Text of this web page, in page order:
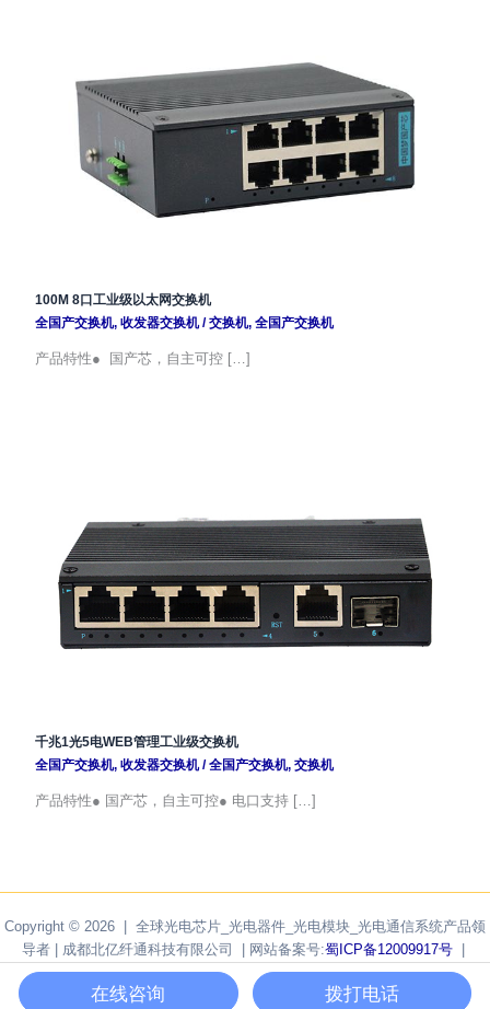
100M 8口工业级以太网交换机
全国产交换机, 收发器交换机/交换机, 全国产交换机
产品特性● 国产芯，自主可控 […]
千兆1光5电WEB管理工业级交换机
全国产交换机, 收发器交换机/全国产交换机, 交换机
产品特性● 国产芯，自主可控● 电口支持 […]
Copyright © 2026 | 全球光电芯片_光电器件_光电模块_光电通信系统产品领
导者 | 成都北亿纤通科技有限公司 | 网站备案号:蜀ICP备12009917号|
Powered byF-tone Networks
在线咨询 拨打电话